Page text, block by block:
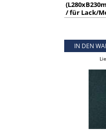
/ für Lack/
IN DEN